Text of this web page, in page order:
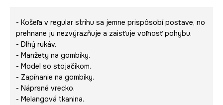
- Košeľa v regular strihu sa jemne prispôsobí postave, no
prehnane ju nezvýrazňuje a zaisťuje voľnosť pohybu.
- Dlhý rukáv.
- Manžety na gombíky.
- Model so stojačikom.
- Zapínanie na gombíky.
- Náprsné vrecko.
- Melangová tkanina.